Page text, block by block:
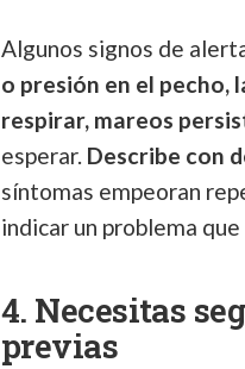
Algunos signos de
o presión en el
respirar, mareos
esperar. Describe con
síntomas empeoran
indicar un problema
4. Necesitas
previas